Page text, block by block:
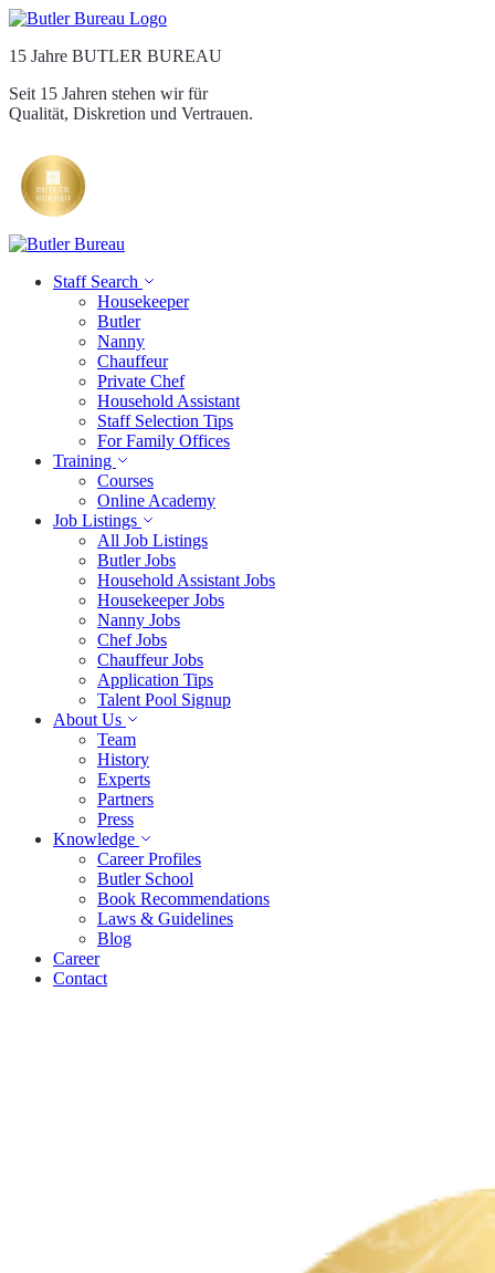
15 Jahre BUTLER BUREAU
Seit 15 Jahren stehen wir für
Qualität, Diskretion und Vertrauen.
Staff Search
Housekeeper
Butler
Nanny
Chauffeur
Private Chef
Household Assistant
Staff Selection Tips
For Family Offices
Training
Courses
Online Academy
Job Listings
All Job Listings
Butler Jobs
Household Assistant Jobs
Housekeeper Jobs
Nanny Jobs
Chef Jobs
Chauffeur Jobs
Application Tips
Talent Pool Signup
About Us
Team
History
Experts
Partners
Press
Knowledge
Career Profiles
Butler School
Book Recommendations
Laws & Guidelines
Blog
Career
Contact